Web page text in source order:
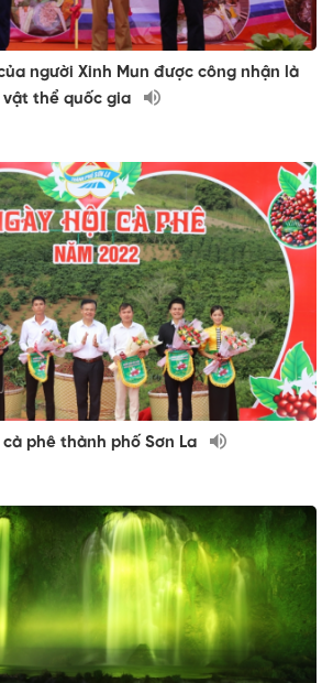
người Xinh Mun được công nhận là
vật thể quốc gia
phê thành phố Sơn La